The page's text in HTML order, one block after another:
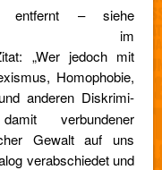
entfernt – siehe
im
„Wer jedoch mit
Homo­pho­bie,
ande­ren Dis­kri­mi­
verbundener
Gewalt auf uns
verabschiedet und